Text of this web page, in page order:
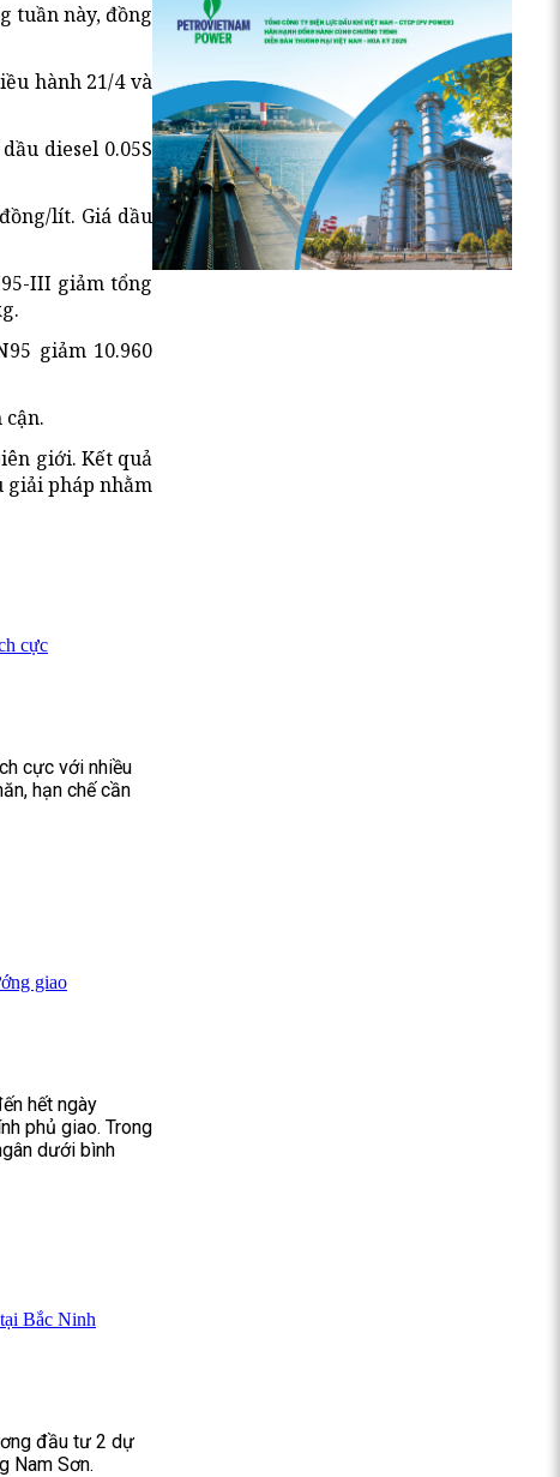
tuần này, đồng
hành 21/4 và
diesel 0.05S
lít. Giá dầu
III giảm tổng
giảm 10.960
giới. Kết quả
giải pháp nhằm
cực
cực với nhiều
hạn chế cần
giao
hết ngày
phủ giao. Trong
dưới bình
Bắc Ninh
đầu tư 2 dự
Nam Sơn.